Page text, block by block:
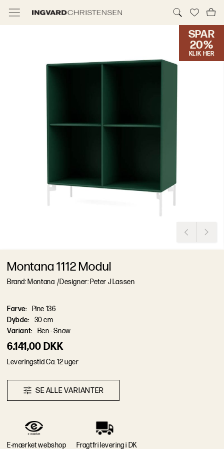
SPAR
20%
KLIK HER
6.141,00 DKK
Leveringstid Ca. 12 uger
Montana 1112 Modul
Brand: Montana /Designer: Peter J Lassen
SEALLEVAR ANTER
Farve:
Pine 136
Dybde:
30 cm
Variant: Ben - Snow
E-mærket webshop Fragtfri levering i DK